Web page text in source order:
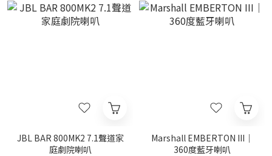
JBL BAR 800MK2 7.1聲道家
庭劇院喇叭
Marshall EMBERTON III｜
360度藍牙喇叭